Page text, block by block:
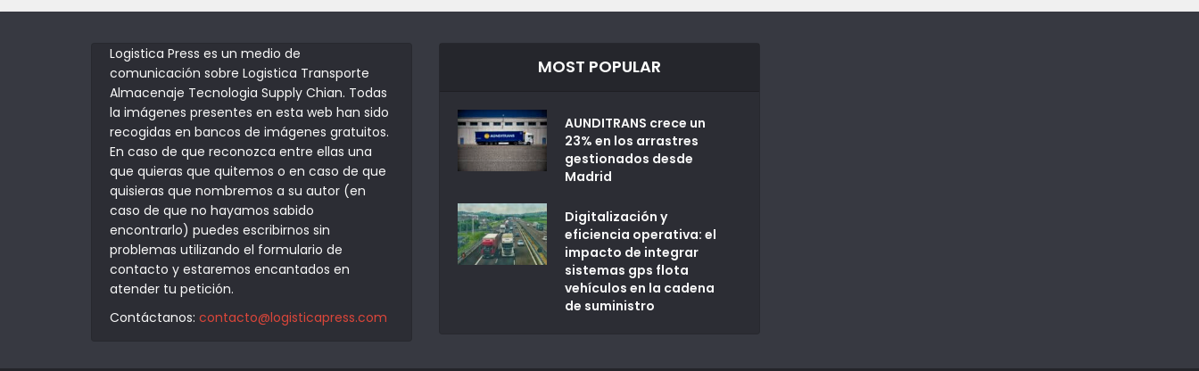
Logistica Press es un medio de
comunicación sobre Logistica Transporte
Almacenaje Tecnologia Supply Chian. Todas
la imágenes presentes en esta web han sido
recogidas en bancos de imágenes gratuitos.
En caso de que reconozca entre ellas una
que quieras que quitemos o en caso de que
quisieras que nombremos a su autor (en
caso de que no hayamos sabido
encontrarlo) puedes escribirnos sin
problemas utilizando el formulario de
contacto y estaremos encantados en
atender tu petición.
Contáctanos: contacto@logisticapress.com
MOST POPULAR
AUNDITRANS crece un
23% en los arrastres
gestionados desde
Madrid
Digitalización y
eficiencia operativa: el
impacto de integrar
sistemas gps flota
vehículos en la cadena
de suministro